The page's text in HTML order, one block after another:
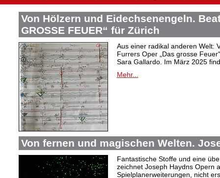
Von Hölzern und Eidechsenengeln.
GROSSE FEUER“ für Zürich
Aus einer radikal anderen Welt:
Furrers Oper „Das grosse
Sara Gallardo. Im März 2025
Mehr...
Von fernen und magischen Welten.
Fantastische Stoffe und eine
zeichnet Joseph Haydns Opern
Spielplanerweiterungen, nicht